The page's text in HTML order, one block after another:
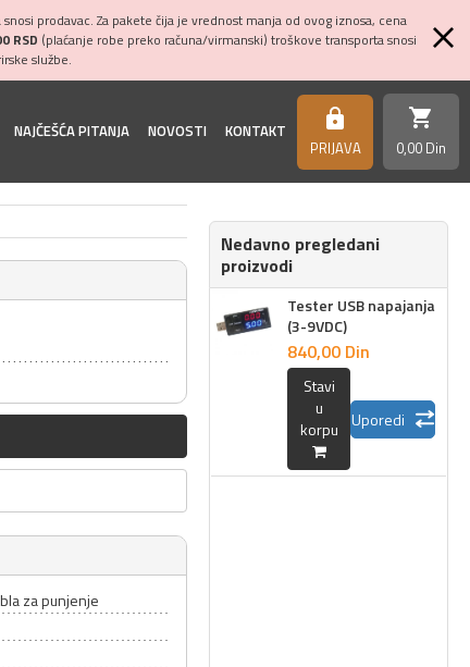
prodavac. Za pakete čija je vrednost manja od ovog iznosa, cena
RSD (plaćanje robe preko računa/virmanski) troškove transporta snosi
službe.
NAJČEŠĆA PITANJA NOVOSTI KONTAKT https
PRIJAVA
shopping_cart
0,00 Din
za punjenje
Nedavno pregledani
proizvodi
Tester USB napajanja
(3-9VDC)
840,00 Din
Stavi
u
korpu
Uporedi